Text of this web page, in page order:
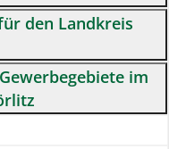
den Landkreis
im